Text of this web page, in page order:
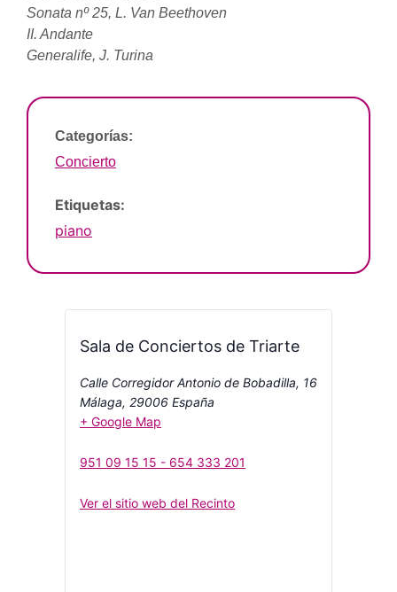
Sonata nº 25, L. Van Beethoven
II. Andante
Generalife, J. Turina
Categorías:
Concierto
Etiquetas:
piano
Sala de Conciertos de Triarte
Calle Corregidor Antonio de Bobadilla, 16
Málaga, 29006 España
+ Google Map
951 09 15 15 - 654 333 201
Ver el sitio web del Recinto